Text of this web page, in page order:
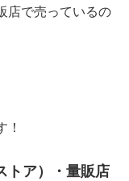
店で売っているの
！
トア）・量販店